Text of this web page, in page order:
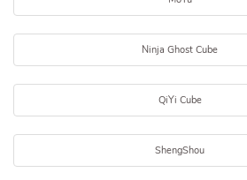
Ninja Ghost Cube
QiYi Cube
ShengShou